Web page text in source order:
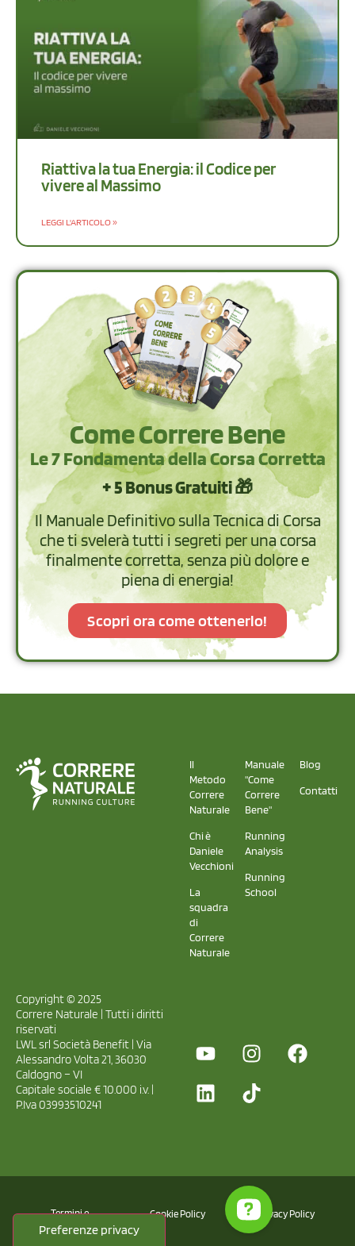
Riattiva la tua Energia: il Codice per
vivere al Massimo
LEGGI L'ARTICOLO »
Come Correre Bene
Le 7 Fondamenta della Corsa Corretta
+ 5 Bonus Gratuiti 🎁
Il Manuale Definitivo sulla Tecnica di Corsa
che ti svelerà tutti i segreti per una corsa
finalmente corretta, senza più dolore e
piena di energia!
Scopri ora come ottenerlo!
Il
Metodo
Correre
Naturale
Chi è
Daniele
Vecchioni
La
squadra
di
Correre
Naturale
Manuale
"Come
Correre
Bene"
Running
Analysis
Running
School
Blog
Contatti
Copyright © 2025
Correre Naturale | Tutti i diritti
riservati
LWL srl Società Benefit | Via
Alessandro Volta 21, 36030
Caldogno – VI
Capitale sociale € 10.000 i.v. |
P.Iva 03993510241
Termini e
Condizioni
Cookie Policy Privacy Policy